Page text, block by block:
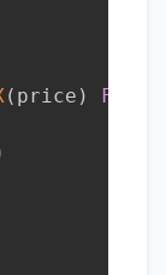
( price ) FROM